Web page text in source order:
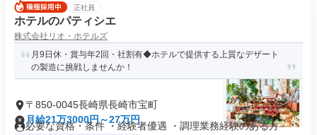
正社員
ホテルのパティシエ
株式会社リオ・ホテルズ
月9日休・賞与年2回・社割有◆ホテルで提供する上質なデザート
の製造に挑戦しませんか！
〒850-0045長崎県長崎市宝町
月給21万3000円～27万円
必要な資格・条件 ・経験者優遇 ・調理業務経験のある方